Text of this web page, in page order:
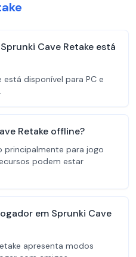
Cave Retake está
está disponível para PC e
Retake offline?
principalmente para jogo
podem estar
em Sprunki Cave
apresenta modos